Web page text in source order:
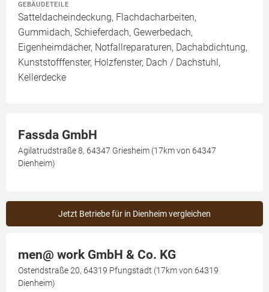
GEBÄUDETEILE
Satteldacheindeckung, Flachdacharbeiten,
Gummidach, Schieferdach, Gewerbedach,
Eigenheimdächer, Notfallreparaturen, Dachabdichtung,
Kunststofffenster, Holzfenster, Dach / Dachstuhl,
Kellerdecke
Fassda GmbH
Agilatrudstraße 8, 64347 Griesheim (17km von 64347
Dienheim)
Jetzt Betriebe für in Dienheim vergleichen
men@ work GmbH & Co. KG
Ostendstraße 20, 64319 Pfungstadt (17km von 64319
Dienheim)